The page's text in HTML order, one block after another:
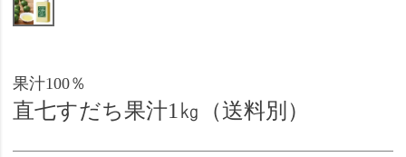
果汁100％
直七すだち果汁1㎏（送料別）